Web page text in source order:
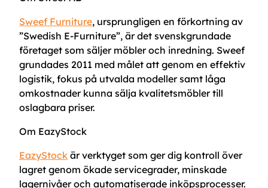
Sweef Furniture, ursprungligen en förkortning av
”Swedish E-Furniture”, är det svenskgrundade
företaget som säljer möbler och inredning. Sweef
grundades 2011 med målet att genom en effektiv
logistik, fokus på utvalda modeller samt låga
omkostnader kunna sälja kvalitetsmöbler till
oslagbara priser.
Om EazyStock
EazyStock är verktyget som ger dig kontroll över
lagret genom ökade servicegrader, minskade
lagernivåer och automatiserade inköpsprocesser.